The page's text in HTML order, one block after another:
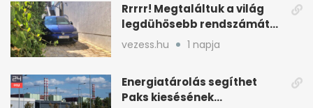
Rrrrr! Megtaláltuk a világ
legdühösebb rendszámát
és az árát is
vezess.hu 1 napja
Energiatárolás segíthet
Paks kiesésének